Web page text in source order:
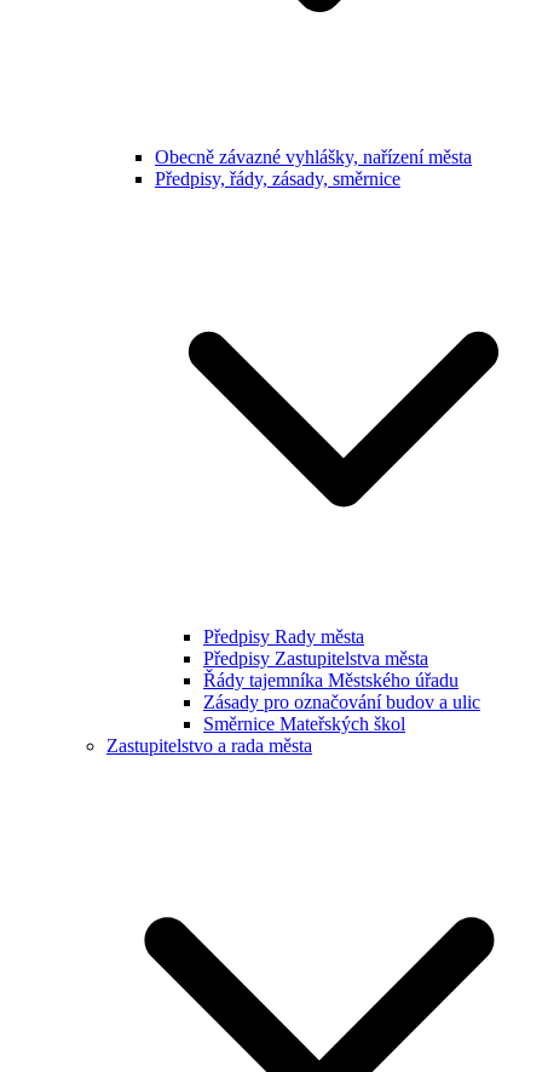
Obecně závazné vyhlášky, nařízení města
Předpisy, řády, zásady, směrnice
Předpisy Rady města
Předpisy Zastupitelstva města
Řády tajemníka Městského úřadu
Zásady pro označování budov a ulic
Směrnice Mateřských škol
Zastupitelstvo a rada města